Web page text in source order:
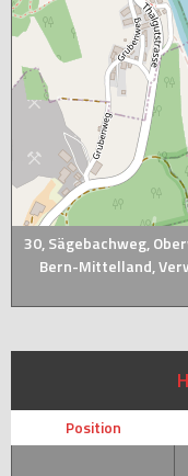
30, Sägebachweg,
Bern-Mittelland,
Position